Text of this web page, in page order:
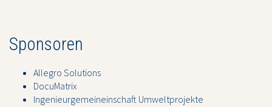
Sponsoren
Allegro Solutions
DocuMatrix
Ingenieurgemeineinschaft Umweltprojekte